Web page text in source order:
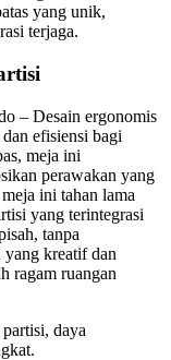
yang unik,
terjaga.
– Desain ergonomis
efisiensi bagi
meja ini
perawakan yang
ini tahan lama
yang terintegrasi
tanpa
yang kreatif dan
ragam ruangan
daya